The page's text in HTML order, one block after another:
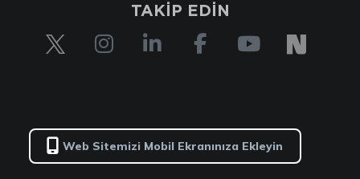
TAKİP EDİN
Web Sitemizi Mobil Ekranınıza Ekleyin